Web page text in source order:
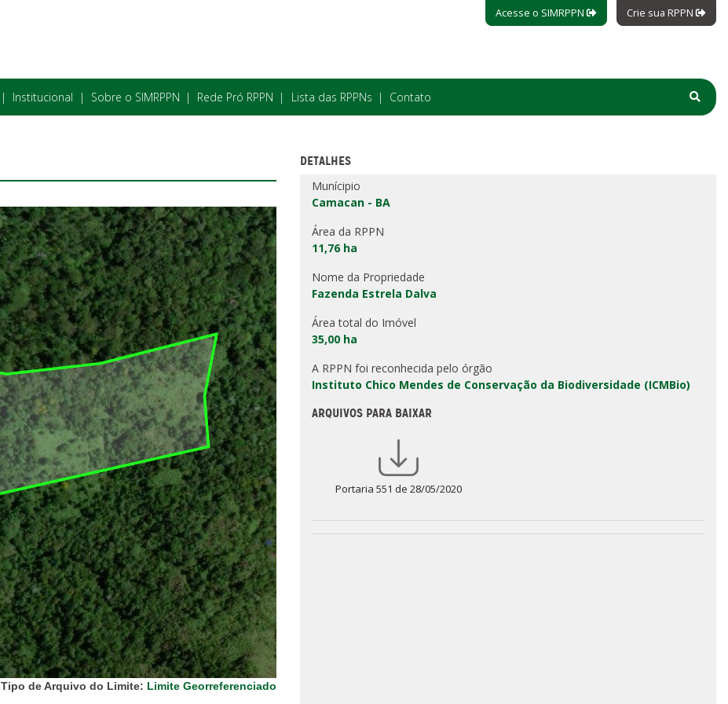
Acesse o SIMRPPN Crie sua RPPN
Institucional Sobre o SIMRPPN Rede Pró RPPN Lista das RPPNs Contato
Tipo de Arquivo do Limite: Limite Georreferenciado
DETALHES
Munícipio
Camacan - BA
Área da RPPN
11,76 ha
Nome da Propriedade
Fazenda Estrela Dalva
Área total do Imóvel
35,00 ha
A RPPN foi reconhecida pelo órgão
Instituto Chico Mendes de Conservação da Biodiversidade (ICMBio)
ARQUIVOS PARA BAIXAR
Portaria 551 de 28/05/2020